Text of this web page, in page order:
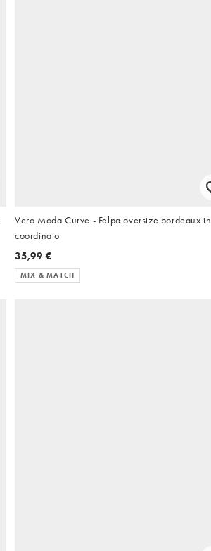
Vero Moda Curve - Felpa oversize bordeaux in
coordinato
35,99 €
MIX & MATCH